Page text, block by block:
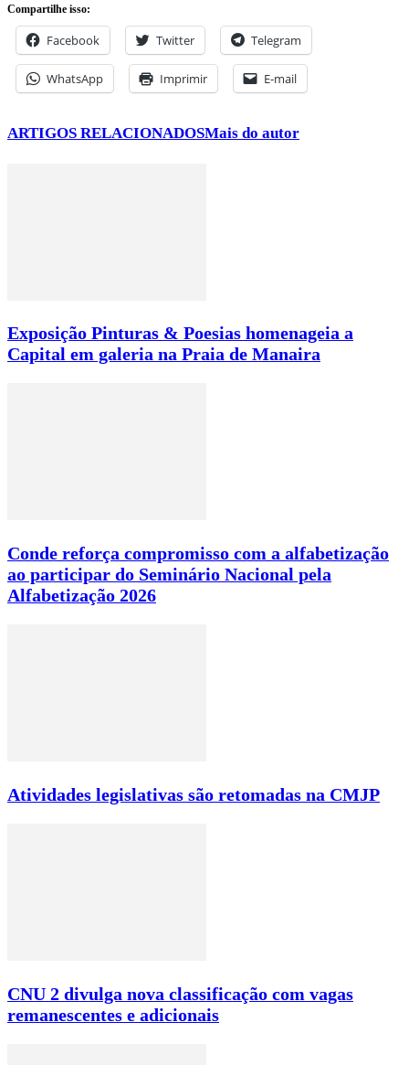
Compartilhe isso:
Facebook Twitter Telegram
WhatsApp Imprimir E-mail
ARTIGOS RELACIONADOSMais do autor
Exposição Pinturas & Poesias homenageia a
Capital em galeria na Praia de Manaira
Conde reforça compromisso com a alfabetização
ao participar do Seminário Nacional pela
Alfabetização 2026
Atividades legislativas são retomadas na CMJP
CNU 2 divulga nova classificação com vagas
remanescentes e adicionais